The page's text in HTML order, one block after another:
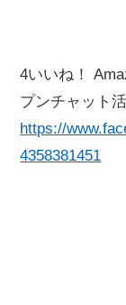
4いいね！
プンチャット
https://
4358381451